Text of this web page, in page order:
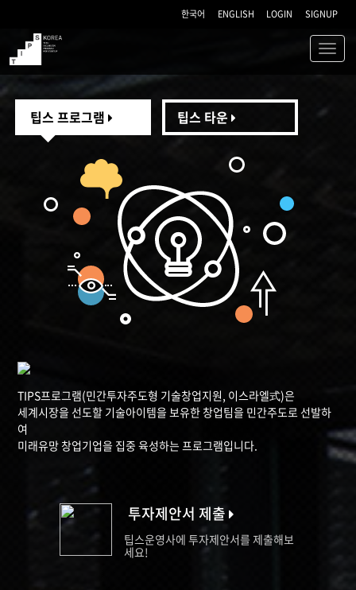
한국어 ENGLISH LOGIN SIGNUP
TIPS
팁스 프로그램 팁스 타운
TIPS프로그램(민간투자주도형 기술창업지원, 이스라엘式)은
세계시장을 선도할 기술아이템을 보유한 창업팀을 민간주도로 선발하
여
미래유망 창업기업을 집중 육성하는 프로그램입니다.
투자제안서 제출
팁스운영사에 투자제안서를 제출해보
세요!